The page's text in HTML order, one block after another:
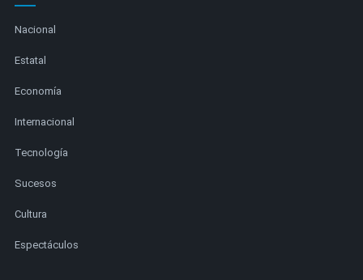
Nacional
Estatal
Economía
Internacional
Tecnología
Sucesos
Cultura
Espectáculos